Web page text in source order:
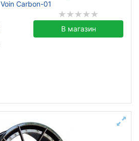
Voin Carbon-01
В магазин